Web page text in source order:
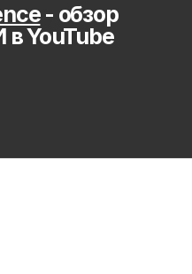
- обзор
в YouTube